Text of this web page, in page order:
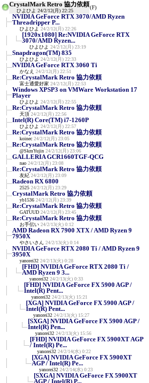
CrystalMark Retro 協力依頼
ひよひよ 24/2/12(月) 22:25
(F)
NVIDIA GeForce RTX 3070/AMD Ryzen
Threadripper P...
ひよひよ 24/2/12(月) 22:26
[1920x1080] Re:NVIDIA GeForce RTX
3070/AMD Ryzen...
ひよひよ 24/2/12(月) 23:19
Snapdragon(TM) 835
ひよひよ 24/2/12(月) 22:33
NVIDIA GeForce RTX 3060 Ti
かなえ 24/2/12(月) 22:51
Re:CrystalMark Retro 協力依頼
富士通愛好家 24/2/12(月) 22:53
Windows XPSP3 on VMWare Workstation 17
Player
ひよひよ 24/2/12(月) 22:55
Re:CrystalMark Retro 協力依頼
天頂 24/2/12(月) 22:56
Intel(R) Core(TM) i7-1260P
ひよひよ 24/2/12(月) 22:57
Re:CrystalMark Retro 協力依頼
koinec 24/2/12(月) 23:05
Re:CrystalMark Retro 協力依頼
@SkmYujin 24/2/12(月) 23:06
GALLERIA GCR1660TGF-QCG
nao 24/2/12(月) 23:08
Re:CrystalMark Retro 協力依頼
友紀 24/2/12(月) 23:09
Radeon RX 6800
2525 24/2/12(月) 23:29
CrystalMark Retro 協力依頼
yb1536 24/2/12(月) 23:39
Re:CrystalMark Retro 協力依頼
GATUUD 24/2/12(月) 23:45
Re:CrystalMark Retro 協力依頼
お手伝い 24/2/13(火) 0:12
AMD Radeon RX 7900 XTX / AMD Ryzen 9
7950X
やさいさん 24/2/13(火) 0:14
NVIDIA GeForce RTX 2080 Ti / AMD Ryzen 9
3950X
yanorei32 24/2/13(火) 0:28
[FHD] NVIDIA GeForce RTX 2080 Ti /
AMD Ryzen 9 3...
yanorei32 24/2/13(火) 0:33
[FHD] NVIDIA GeForce FX 5900 AGP /
Intel(R) Pent...
yanorei32 24/2/13(火) 15:21
[XGA] NVIDIA GeForce FX 5900 AGP /
Intel(R) Pent...
yanorei32 24/2/13(火) 15:27
[SXGA] NVIDIA GeForce FX 5900 AGP /
Intel(R) Pen...
yanorei32 24/2/13(火) 15:56
[FHD] NVIDIA GeForce FX 5900XT AGP
/ Intel(R) Pe...
yanorei32 24/2/14(水) 0:22
[XGA] NVIDIA GeForce FX 5900XT
AGP / Intel(R) Pe...
yanorei32 24/2/14(水) 0:23
[SXGA] NVIDIA GeForce FX 5900XT
AGP / Intel(R) P...